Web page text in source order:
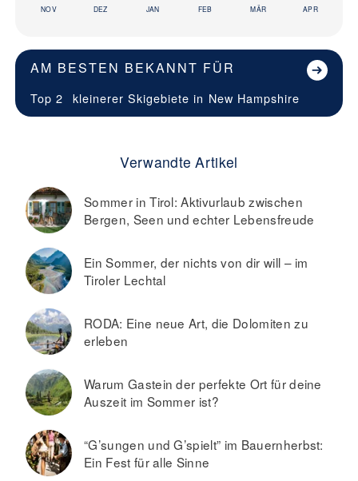
NOV DEZ JAN FEB MÄR APR
AM BESTEN BEKANNT FÜR
Top 2 kleinerer Skigebiete in New Hampshire
Verwandte Artikel
Sommer in Tirol: Aktivurlaub zwischen
Bergen, Seen und echter Lebensfreude
Ein Sommer, der nichts von dir will – im
Tiroler Lechtal
RODA: Eine neue Art, die Dolomiten zu
erleben
Warum Gastein der perfekte Ort für deine
Auszeit im Sommer ist?
“G’sungen und G’spielt” im Bauernherbst:
Ein Fest für alle Sinne